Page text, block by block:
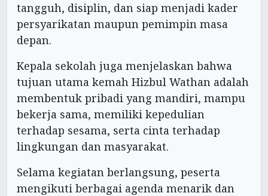
tangguh, disiplin, dan siap menjadi kader
persyarikatan maupun pemimpin masa
depan.
Kepala sekolah juga menjelaskan bahwa
tujuan utama kemah Hizbul Wathan adalah
membentuk pribadi yang mandiri, mampu
bekerja sama, memiliki kepedulian
terhadap sesama, serta cinta terhadap
lingkungan dan masyarakat.
Selama kegiatan berlangsung, peserta
mengikuti berbagai agenda menarik dan